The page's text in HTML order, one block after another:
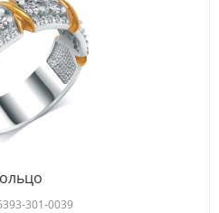
301-0039